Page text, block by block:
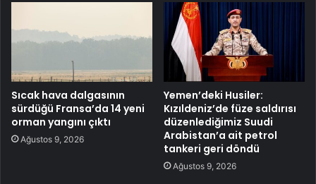
Sıcak hava dalgasının
sürdüğü Fransa’da 14 yeni
orman yangını çıktı
Ağustos 9, 2026
Yemen’deki Husiler:
Kızıldeniz’de füze saldırısı
düzenlediğimiz Suudi
Arabistan’a ait petrol
tankeri geri döndü
Ağustos 9, 2026